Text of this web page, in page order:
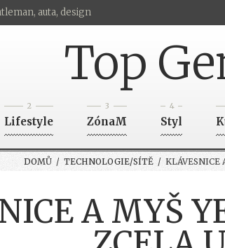
auta, design
Top
2
Lifestyle
3
ZónaM
4
Styl
DOMŮ / TECHNOLOGIE/SÍTĚ / KLÁVESNICE
A MYŠ